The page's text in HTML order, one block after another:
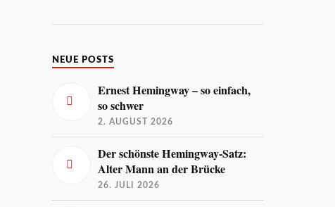
NEUE POSTS
Ernest Hemingway – so einfach,
so schwer
2. AUGUST 2026
Der schönste Hemingway-Satz:
Alter Mann an der Brücke
26. JULI 2026